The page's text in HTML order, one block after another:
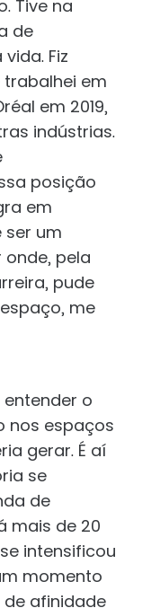
Tive na
de
Fiz
em
em 2019,
indústrias.
posição
em
ser um
onde, pela
pude
me
o
nos espaços
gerar. É aí
se
de
mais de 20
intensificou
momento
de afinidade